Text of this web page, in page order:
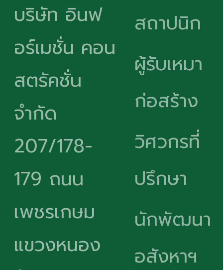
บริษัท อินฟ
อร์เมชั่น คอน
สตรัคชั่น
จำกัด
207/178-
179 ถนน
เพชรเกษม
แขวงหนอง
สถาปนิก
ผู้รับเหมา
ก่อสร้าง
วิศวกรที่
ปรึกษา
นักพัฒนา
อสังหาฯ